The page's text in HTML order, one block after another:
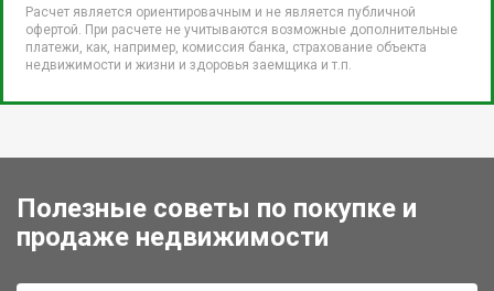
Расчет является ориентировачным и не является публичной
офертой. При расчете не учитываются возможные дополнительные
платежи, как, например, комиссия банка, страхование объекта
недвижимости и жизни и здоровья заемщика и т.п.
Полезные советы по покупке и
продаже недвижимости